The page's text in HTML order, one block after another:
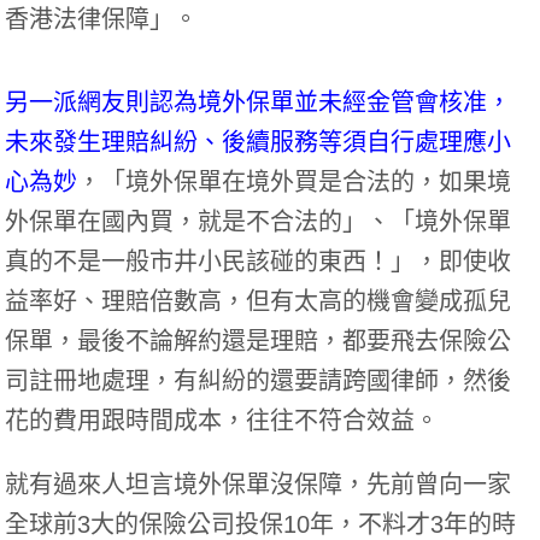
香港法律保障」。
另一派網友則認為境外保單並未經金管會核准，
未來發生理賠糾紛、後續服務等須自行處理應小
心為妙 ，「境外保單在境外買是合法的，如果境
外保單在國內買，就是不合法的」、「境外保單
真的不是一般市井小民該碰的東西！」，即使收
益率好、理賠倍數高，但有太高的機會變成孤兒
保單，最後不論解約還是理賠，都要飛去保險公
司註冊地處理，有糾紛的還要請跨國律師，然後
花的費用跟時間成本，往往不符合效益。
就有過來人坦言境外保單沒保障，先前曾向一家
全球前3大的保險公司投保10年，不料才3年的時